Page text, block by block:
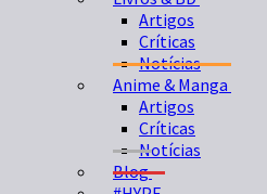
Artigos
Críticas
Notícias
Anime & Manga
Artigos
Críticas
Notícias
Blog